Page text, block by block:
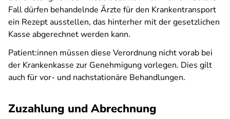
Fall dürfen behandelnde Ärzte für den Krankentransport
ein Rezept ausstellen, das hinterher mit der gesetzlichen
Kasse abgerechnet werden kann.
Patient:innen müssen diese Verordnung nicht vorab bei
der Krankenkasse zur Genehmigung vorlegen. Dies gilt
auch für vor- und nachstationäre Behandlungen.
Zuzahlung und Abrechnung